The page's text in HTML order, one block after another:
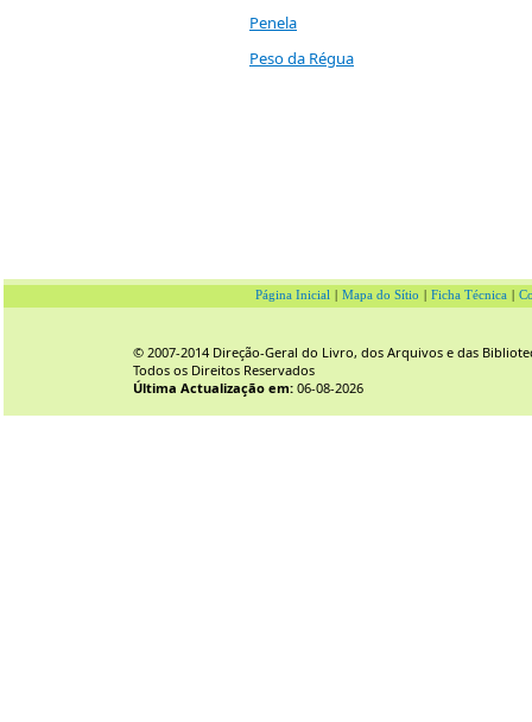
Penela
Peso da Régua
Página Inicial Mapa do Sítio Ficha Técnica
© 2007-2014 Direção-Geral do Livro, dos Arquivos e das
Todos os Direitos Reservados
Última Actualização em: 06-08-2026